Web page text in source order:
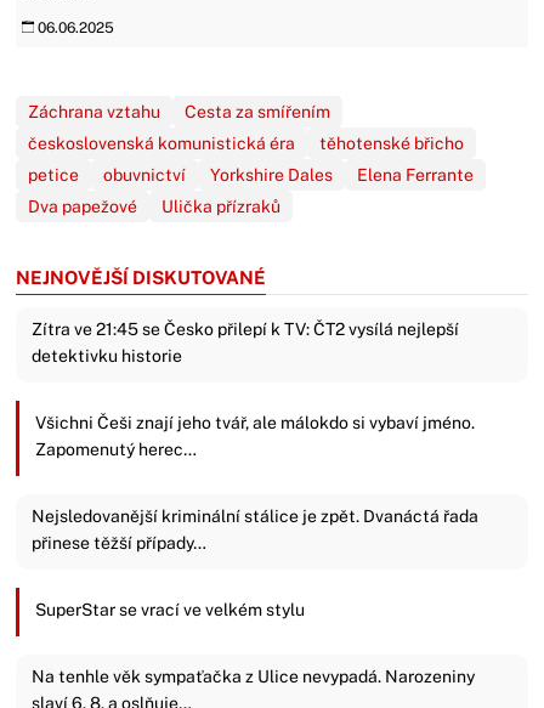
06.06.2025
Záchrana vztahu
Cesta za smířením
československá komunistická éra
těhotenské břicho
petice
obuvnictví Yorkshire Dales
Elena Ferrante
Dva papežové
Ulička přízraků
NEJNOVĚJŠÍ DISKUTOVANÉ
Zítra ve 21:45 se Česko přilepí k TV: ČT2 vysílá nejlepší
detektivku historie
Všichni Češi znají jeho tvář, ale málokdo si vybaví jméno.
Zapomenutý herec…
Nejsledovanější kriminální stálice je zpět. Dvanáctá řada
přinese těžší případy…
SuperStar se vrací ve velkém stylu
Na tenhle věk sympaťačka z Ulice nevypadá. Narozeniny
slaví 6. 8. a oslňuje…